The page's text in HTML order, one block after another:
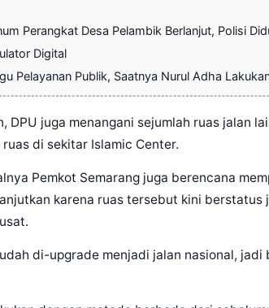
Perangkat Desa Pelambik Berlanjut, Polisi
Digital
Pelayanan Publik, Saatnya Nurul Adha
DPU juga menangani sejumlah ruas jalan
di sekitar Islamic Center.
Pemkot Semarang juga berencana
karena ruas tersebut kini berstatus
di-upgrade menjadi jalan nasional,